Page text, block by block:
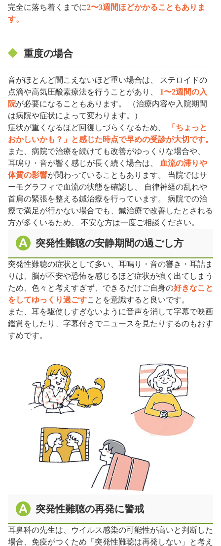
完全に落ち着くまでに2〜3週間ほどかかることもありま
す。
重度の場合
音がほとんど聞こえないほど重い場合は、 ステロイドの
点滴や高気圧酸素療法を行うことがあり、 1〜2週間の入
院が必要になることもあります。 （治療内容や入院期間
は病院や症状によって変わります。）
症状が重くなるほど回復しづらくなるため、
「ちょっと
おかしいかも？」と感じた時点で早めの受診が大切です。
また、病院で治療を続けても改善がゆっくりな場合や、
耳鳴り・音が響く感じが長く続く場合は、
血流の滞りや
体質の影響が関わっていることもあります。 当院ではサ
ーモグラフィで血流の状態を確認し、 自律神経の乱れや
首肩の緊張を整える鍼治療を行っています。 病院での治
療で満足が行かない場合でも、鍼治療で改善したとされる
方が多くいるため、 不安な方は一度ご相談ください。
突発性難聴の安静期間の過ごし方
突発性難聴の症状として多い、耳鳴り・音の響き・耳詰ま
りは、脳が不安や恐怖を感じるほど症状が強く出てしまう
ため、色々と考えすぎず、できるだけご自身の好きなこと
をしてゆっくり過ごすことを意識すると良いです。
また、耳を駆使しすぎないように音声を消して字幕で映画
鑑賞をしたり、字幕付きでニュースを見たりするのもおす
すめです。
突発性難聴の再発に警戒
耳鼻科の先生は、ウイルス感染の可能性が高いと判断した
場合、免疫がつくため「突発性難聴は再発しない」と考え